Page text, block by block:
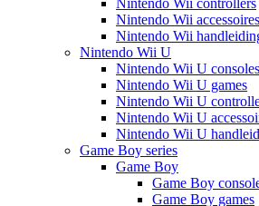
Nintendo Wii controllers
Nintendo Wii accessoires
Nintendo Wii
Nintendo Wii U
Nintendo Wii U consoles
Nintendo Wii U games
Nintendo Wii U
Nintendo Wii U
Nintendo Wii U
Game Boy series
Game Boy
Game Boy
Game Boy games